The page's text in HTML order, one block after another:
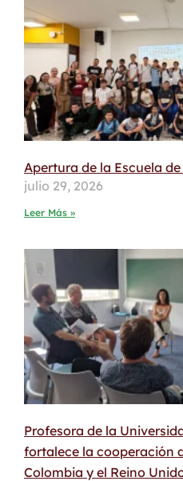
Apertura de la Escuela
julio 29, 2026
Leer Más »
Profesora de la
fortalece la cooperación
Colombia y el Reino